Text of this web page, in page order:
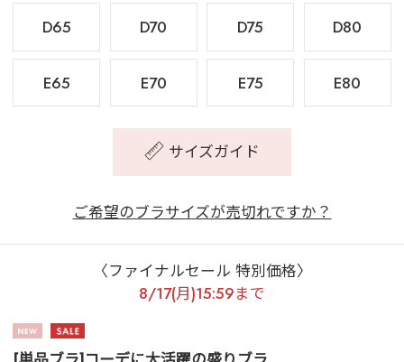
D65 D70 D75 D80
E65 E70 E75 E80
サイズガイド
ご希望のブラサイズが売切れですか？
〈ファイナルセール 特別価格〉
8/17(月)15:59まで